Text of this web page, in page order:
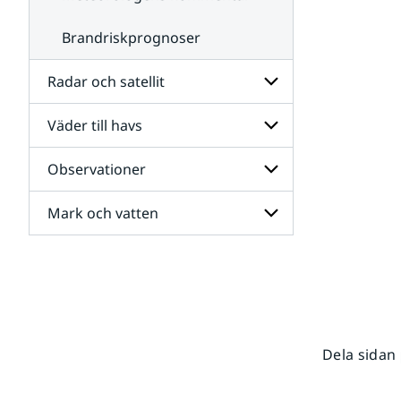
Brandriskprognoser
Radar och satellit
Undersidor
för
Radar
och
satellit
Väder till havs
Undersidor
för
Väder
till
havs
Observationer
Undersidor
för
Mark och vatten
Dela sidan